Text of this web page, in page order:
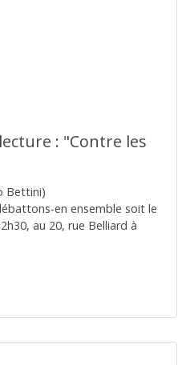
: "Contre les
Bettini)
en ensemble soit le
au 20, rue Belliard à